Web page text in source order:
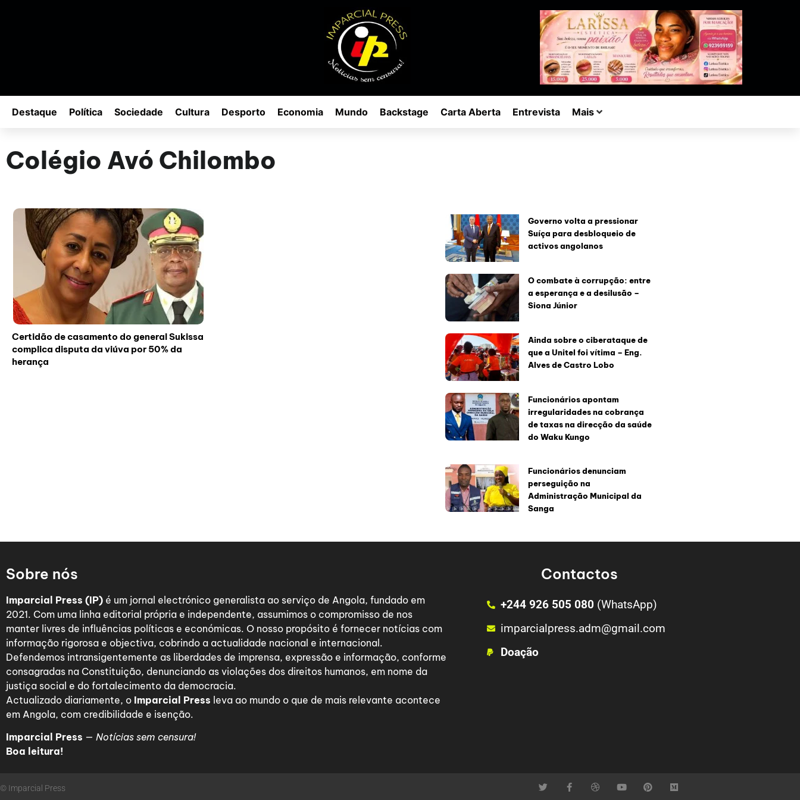
Destaque Política Sociedade Cultura Desporto Economia Mundo Backstage Carta Aberta Entrevista Mais
Colégio Avó Chilombo
Certidão de casamento do general Sukissa
complica disputa da viúva por 50% da
herança
Governo volta a pressionar
Suíça para desbloqueio de
activos angolanos
O combate à corrupção: entre
a esperança e a desilusão –
Siona Júnior
Ainda sobre o ciberataque de
que a Unitel foi vítima – Eng.
Alves de Castro Lobo
Funcionários apontam
irregularidades na cobrança
de taxas na direcção da saúde
do Waku Kungo
Funcionários denunciam
perseguição na
Administração Municipal da
Sanga
Sobre nós
Imparcial Press (IP) é um jornal electrónico generalista ao serviço de Angola, fundado em
2021. Com uma linha editorial própria e independente, assumimos o compromisso de nos
manter livres de influências políticas e económicas. O nosso propósito é fornecer notícias com
informação rigorosa e objectiva, cobrindo a actualidade nacional e internacional.
Defendemos intransigentemente as liberdades de imprensa, expressão e informação, conforme
consagradas na Constituição, denunciando as violações dos direitos humanos, em nome da
justiça social e do fortalecimento da democracia.
Actualizado diariamente, o Imparcial Press leva ao mundo o que de mais relevante acontece
em Angola, com credibilidade e isenção.
Imparcial Press — Notícias sem censura!
Boa leitura!
Contactos
+244 926 505 080 (WhatsApp)
imparcialpress.adm@gmail.com
Doação
© Imparcial Press